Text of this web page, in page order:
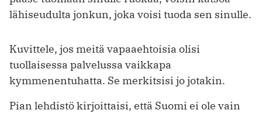
lähiseudulta jonkun, joka voisi tuoda sen sinulle.
Kuvittele, jos meitä vapaaehtoisia olisi
tuollaisessa palvelussa vaikkapa
kymmenentuhatta. Se merkitsisi jo jotakin.
Pian lehdistö kirjoittaisi, että Suomi ei ole vain